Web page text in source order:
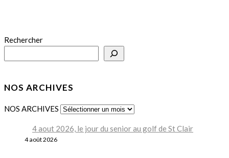
Rechercher
NOS ARCHIVES
NOS ARCHIVES
4 aout 2026, le jour du senior au golf de St Clair
4 août 2026